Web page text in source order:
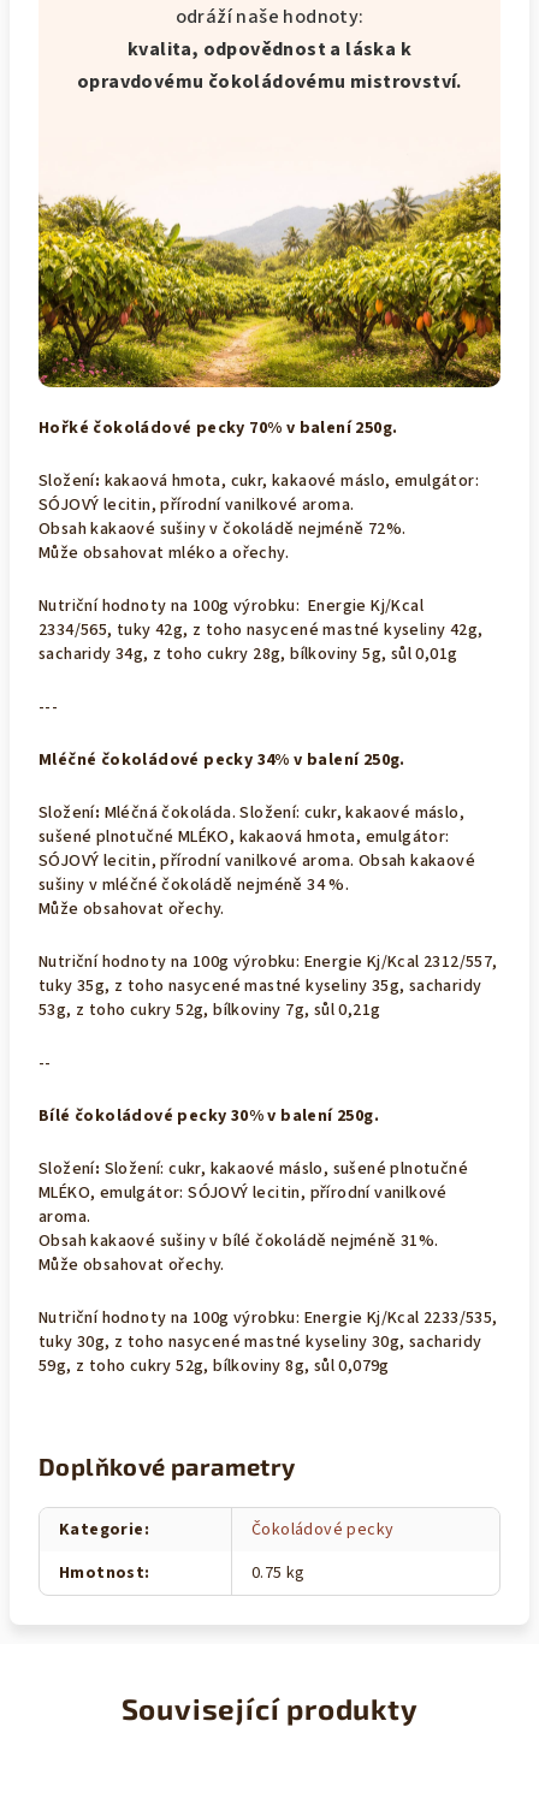
odráží naše hodnoty:
kvalita, odpovědnost a láska k
opravdovému čokoládovému mistrovství.
Hořké čokoládové pecky 70% v balení 250g.
Složení: kakaová hmota, cukr, kakaové máslo, emulgátor:
SÓJOVÝ lecitin, přírodní vanilkové aroma.
Obsah kakaové sušiny v čokoládě nejméně 72%.
Může obsahovat mléko a ořechy.
Nutriční hodnoty na 100g výrobku: Energie Kj/Kcal
2334/565, tuky 42g, z toho nasycené mastné kyseliny 42g,
sacharidy 34g, z toho cukry 28g, bílkoviny 5g, sůl 0,01g
---
Mléčné čokoládové pecky 34% v balení 250g.
Složení: Mléčná čokoláda. Složení: cukr, kakaové máslo,
sušené plnotučné MLÉKO, kakaová hmota, emulgátor:
SÓJOVÝ lecitin, přírodní vanilkové aroma. Obsah kakaové
sušiny v mléčné čokoládě nejméně 34 %.
Může obsahovat ořechy.
Nutriční hodnoty na 100g výrobku: Energie Kj/Kcal 2312/557,
tuky 35g, z toho nasycené mastné kyseliny 35g, sacharidy
53g, z toho cukry 52g, bílkoviny 7g, sůl 0,21g
--
Bílé čokoládové pecky 30% v balení 250g.
Složení: Složení: cukr, kakaové máslo, sušené plnotučné
MLÉKO, emulgátor: SÓJOVÝ lecitin, přírodní vanilkové
aroma.
Obsah kakaové sušiny v bílé čokoládě nejméně 31%.
Může obsahovat ořechy.
Nutriční hodnoty na 100g výrobku: Energie Kj/Kcal 2233/535,
tuky 30g, z toho nasycené mastné kyseliny 30g, sacharidy
59g, z toho cukry 52g, bílkoviny 8g, sůl 0,079g
Doplňkové parametry
Kategorie:
Čokoládové pecky
Hmotnost: 0.75 kg
Související produkty